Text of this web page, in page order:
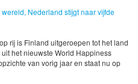
Nederland stijgt naar vijfde
rij is Finland uitgeroepen tot het land
het nieuwste World Happiness
van vorig jaar en staat nu op